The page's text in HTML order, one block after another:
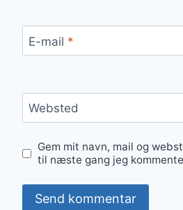
E-mail *
Websted
Gem mit navn, mail og
til næste gang jeg